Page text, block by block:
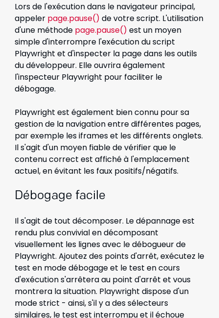
Lors de l'exécution dans le navigateur principal,
appeler page.pause() de votre script. L'utilisation
d'une méthode page.pause() est un moyen
simple d'interrompre l'exécution du script
Playwright et d'inspecter la page dans les outils
du développeur. Elle ouvrira également
l'inspecteur Playwright pour faciliter le
débogage.
Playwright est également bien connu pour sa
gestion de la navigation entre différentes pages,
par exemple les iframes et les différents onglets.
Il s'agit d'un moyen fiable de vérifier que le
contenu correct est affiché à l'emplacement
actuel, en évitant les faux positifs/négatifs.
Débogage facile
Il s'agit de tout décomposer. Le dépannage est
rendu plus convivial en décomposant
visuellement les lignes avec le débogueur de
Playwright. Ajoutez des points d'arrêt, exécutez le
test en mode débogage et le test en cours
d'exécution s'arrêtera au point d'arrêt et vous
montrera la situation. Playwright dispose d'un
mode strict - ainsi, s'il y a des sélecteurs
similaires, le test est interrompu et il échoue